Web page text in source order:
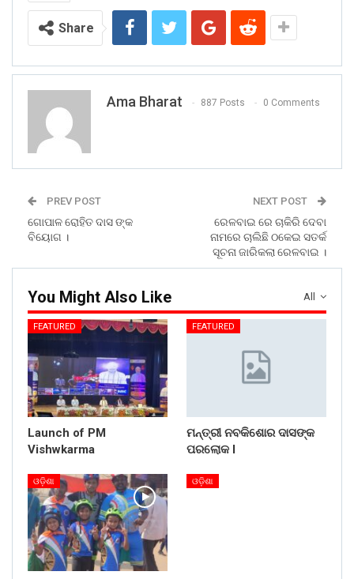
Share
Ama Bharat 887 Posts 0 Comments
PREV POST
ଗୋପାଳ ରୋହିତ ଦାସ ଙ୍କ
ବିୟୋଗ ।
NEXT POST
ରେଳବାଇ ରେ ଚାକିରି ଦେବା
ନାମରେ ଚାଲିଛି ଠକେଇ ସତର୍କ
ସୂଚନା ଜାରିକଲା ରେଳବାଇ ।
All
You Might Also Like
FEATURED
Launch of PM
Vishwkarma
FEATURED
ମନ୍ତ୍ରୀ ନବକିଶୋର ଦାସଙ୍କ
ପରଲୋକ l
ଓଡ଼ିଶା ଓଡ଼ିଶା